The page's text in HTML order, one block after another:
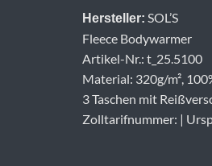
Hersteller: SOL’S
Fleece Bodywarmer
Artikel-Nr.: t_25.5100
Material: 320g/m²,
3 Taschen mit
Zolltarifnummer: |